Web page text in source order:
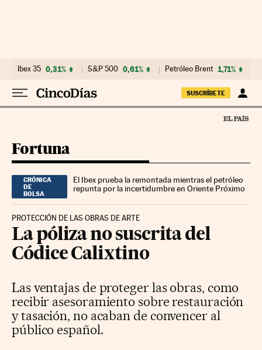
Ibex 35 0,31% S&P 500 0,61% Petróleo Brent 1,71%
SUSCRÍBETE
Fortuna
CRÓNICA
DE
BOLSA
El Ibex prueba la remontada mientras el petróleo
repunta por la incertidumbre en Oriente Próximo
PROTECCIÓN DE LAS OBRAS DE ARTE
La póliza no suscrita del
Códice Calixtino
Las ventajas de proteger las obras, como
recibir asesoramiento sobre restauración
y tasación, no acaban de convencer al
público español.